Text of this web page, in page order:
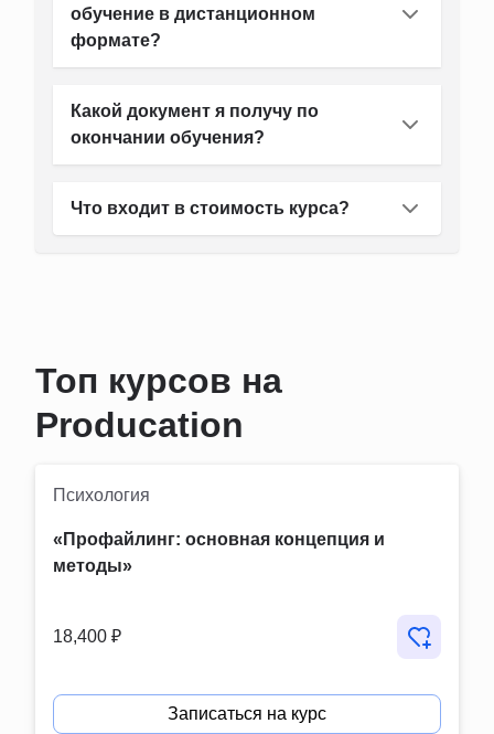
обучение в дистанционном
формате?
Какой документ я получу по
окончании обучения?
Что входит в стоимость курса?
Топ курсов на
Producation
Психология
«Профайлинг: основная концепция и
методы»
18,400 ₽
Записаться на курс